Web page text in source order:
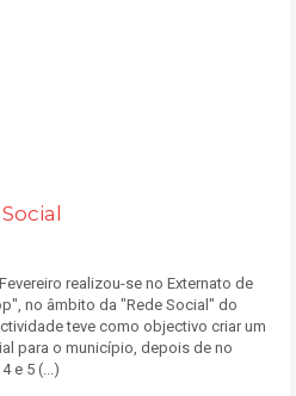
realizou-se no Externato de
no âmbito da "Rede Social" do
teve como objectivo criar um
para o município, depois de no
e 5 (...)